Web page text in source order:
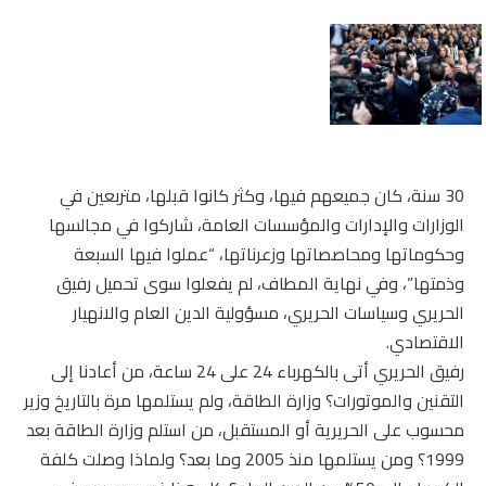
30 سنة، كان جميعهم فيها، وكثر كانوا قبلها، متربعين في
الوزارات والإدارات والمؤسسات العامة، شاركوا في مجالسها
وحكوماتها ومحاصصاتها وزعرناتها، “عملوا فيها السبعة
وذمتها”، وفي نهاية المطاف، لم يفعلوا سوى تحميل رفيق
الحريري وسياسات الحريري، مسؤولية الدين العام والانهيار
الاقتصادي.
رفيق الحريري أتى بالكهرباء 24 على 24 ساعة، من أعادنا إلى
التقنين والموتورات؟ وزارة الطاقة، ولم يستلمها مرة بالتاريخ وزير
محسوب على الحريرية أو المستقبل، من استلم وزارة الطاقة بعد
1999؟ ومن يستلمها منذ 2005 وما بعد؟ ولماذا وصلت كلفة